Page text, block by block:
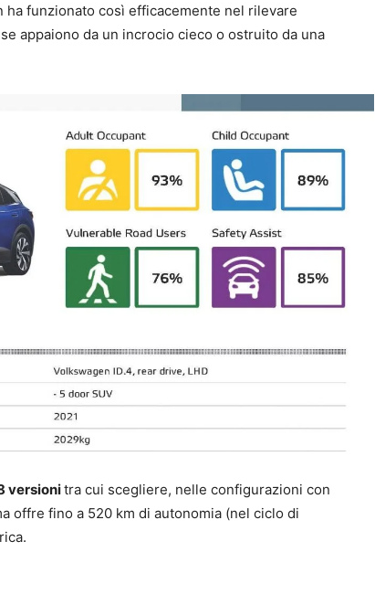
ha funzionato così efficacemente nel rilevare
appaiono da un incrocio cieco o ostruito da una
versionitra cui scegliere, nelle configurazioni con
offre fino a 520 km di autonomia (nel ciclo di